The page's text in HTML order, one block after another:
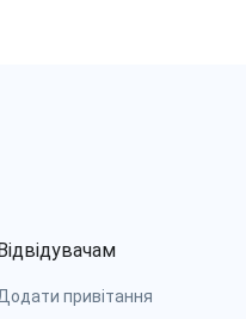
привітання